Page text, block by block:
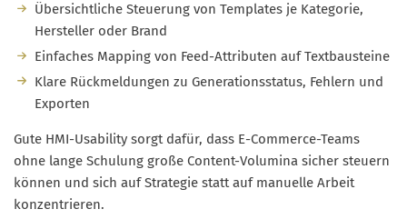
Übersichtliche Steuerung von Templates je Kategorie,
Hersteller oder Brand
Einfaches Mapping von Feed-Attributen auf Textbausteine
Klare Rückmeldungen zu Generationsstatus, Fehlern und
Exporten
Gute HMI-Usability sorgt dafür, dass E-Commerce-Teams
ohne lange Schulung große Content-Volumina sicher steuern
können und sich auf Strategie statt auf manuelle Arbeit
konzentrieren.